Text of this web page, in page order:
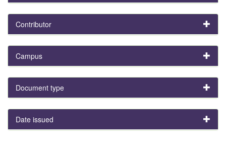
Contributor
Campus
Document type
Date issued